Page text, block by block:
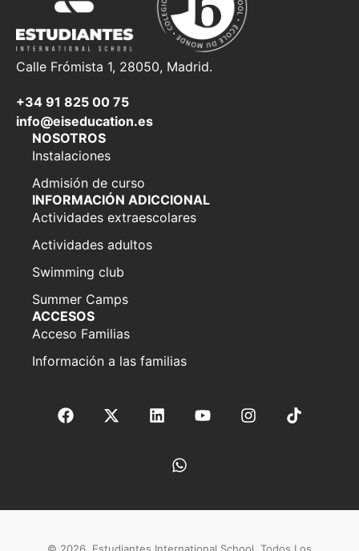
Calle Frómista 1, 28050, Madrid.
+34 91 825 00 75
info@eiseducation.es
NOSOTROS
Instalaciones
Admisión de curso
INFORMACIÓN ADICCIONAL
Actividades extraescolares
Actividades adultos
Swimming club
Summer Camps
ACCESOS
Acceso Familias
Información a las familias